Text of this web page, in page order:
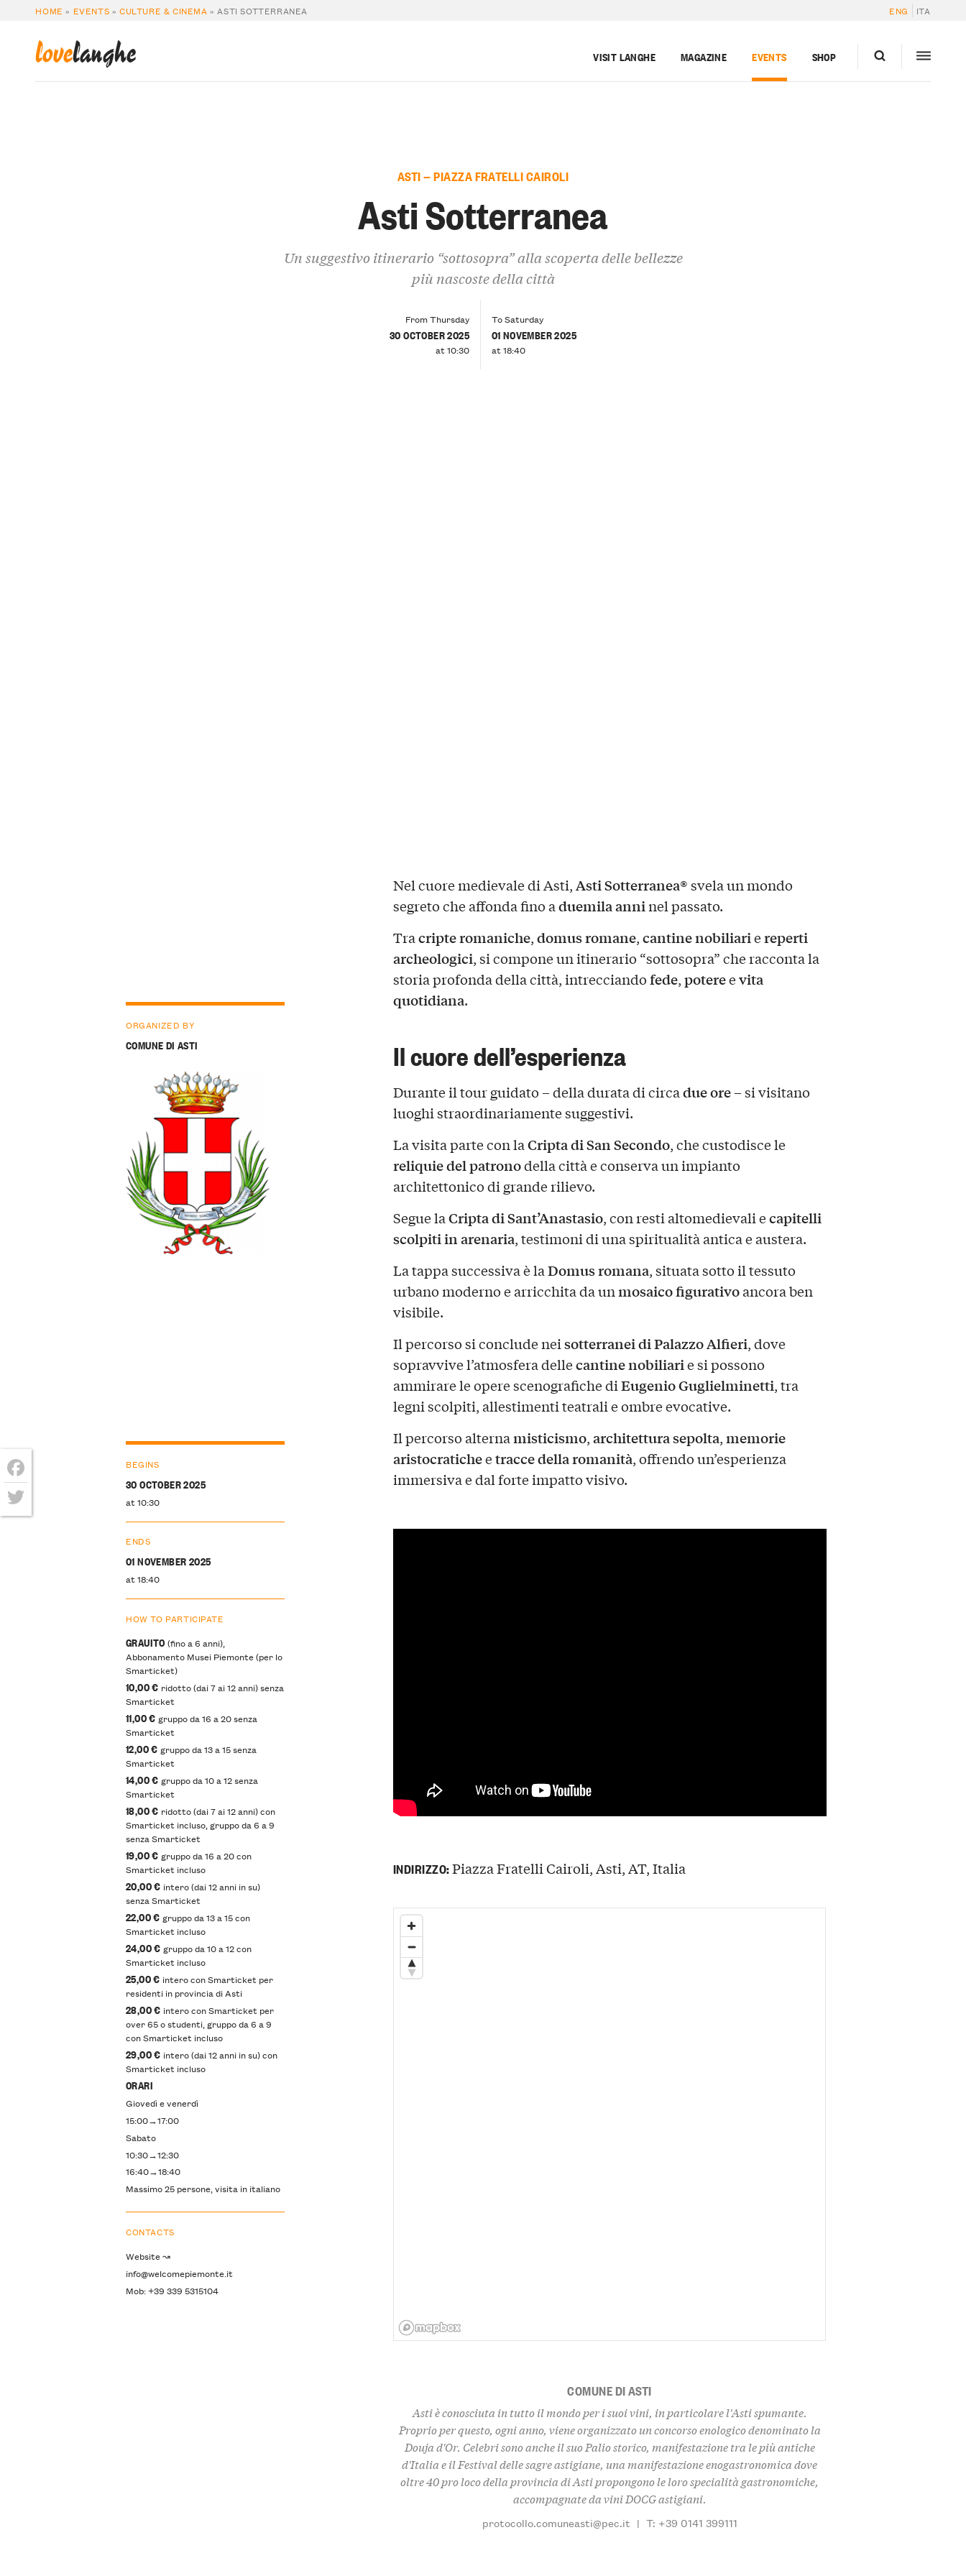
HOME » EVENTS »CULTURE & CINEMA »ASTI SOTTERRANEA ENG ITA
lovelanghe VISIT LANGHE MAGAZINE EVENTS SHOP
ASTI — PIAZZA FRATELLI CAIROLI
Asti Sotterranea
Un suggestivo itinerario “sottosopra” alla scoperta delle bellezze
più nascoste della città
From Thursday
30 OCTOBER 2025
at 10:30
To Saturday
01 NOVEMBER 2025
at 18:40
Nel cuore medievale di Asti,Asti Sotterranea®svela un mondo
segreto che affonda fino aduemila anninel passato.
Tracripte romaniche,domus romane,cantine nobiliariereperti
archeologici, si compone un itinerario “sottosopra” che racconta la
storia profonda della città, intrecciandofede,potereevita
quotidiana.
Il cuore dell’esperienza
Durante il tour guidato – della durata di circadue ore– si visitano
luoghi straordinariamente suggestivi.
La visita parte con laCripta di San Secondo, che custodisce le
reliquie del patronodella città e conserva un impianto
architettonico di grande rilievo.
Segue laCripta di Sant’Anastasio, con resti altomedievali ecapitelli
scolpiti in arenaria, testimoni di una spiritualità antica e austera.
La tappa successiva è laDomus romana, situata sotto il tessuto
urbano moderno e arricchita da unmosaico figurativoancora ben
visibile.
Il percorso si conclude neisotterranei di Palazzo Alfieri, dove
sopravvive l’atmosfera dellecantine nobiliarie si possono
ammirare le opere scenografiche diEugenio Guglielminetti, tra
legni scolpiti, allestimenti teatrali e ombre evocative.
Il percorso alternamisticismo,architettura sepolta,memorie
aristocraticheetracce della romanità, offrendo un’esperienza
immersiva e dal forte impatto visivo.
ORGANIZED BY
COMUNE DI ASTI
BEGINS
30 OCTOBER 2025
at 10:30
ENDS
01 NOVEMBER 2025
at 18:40
HOW TO PARTICIPATE
GRAUITO (fino a 6 anni),
Abbonamento Musei Piemonte (per lo
Smarticket)
10,00 € ridotto (dai 7 ai 12 anni) senza
Smarticket
11,00 € gruppo da 16 a 20 senza
Smarticket
12,00 € gruppo da 13 a 15 senza
Smarticket
14,00 € gruppo da 10 a 12 senza
Smarticket
18,00 € ridotto (dai 7 ai 12 anni) con
Smarticket incluso, gruppo da 6 a 9
senza Smarticket
19,00 € gruppo da 16 a 20 con
Smarticket incluso
20,00 € intero (dai 12 anni in su)
senza Smarticket
22,00 € gruppo da 13 a 15 con
Smarticket incluso
24,00 € gruppo da 10 a 12 con
Smarticket incluso
25,00 € intero con Smarticket per
residenti in provincia di Asti
28,00 € intero con Smarticket per
over 65 o studenti, gruppo da 6 a 9
con Smarticket incluso
29,00 € intero (dai 12 anni in su) con
Smarticket incluso
ORARI
Giovedì e venerdì
15:00→17:00
Sabato
10:30→12:30
16:40→18:40
Massimo 25 persone, visita in italiano
CONTACTS
Website ↝
info@welcomepiemonte.it
Mob: +39 339 5315104
INDIRIZZO:Piazza Fratelli Cairoli, Asti, AT, Italia
COMUNE DI ASTI
Asti è conosciuta in tutto il mondo per i suoi vini, in particolare l'Asti spumante.
Proprio per questo, ogni anno, viene organizzato un concorso enologico denominato la
Douja d'Or. Celebri sono anche il suo Palio storico, manifestazione tra le più antiche
d'Italia e il Festival delle sagre astigiane, una manifestazione enogastronomica dove
oltre 40 pro loco della provincia di Asti propongono le loro specialità gastronomiche,
accompagnate da vini DOCG astigiani.
protocollo.comuneasti@pec.it | T: +39 0141 399111
Facebook
Twitter